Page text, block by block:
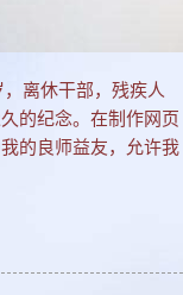
离休干部，残疾人
的纪念。在制作网页
的良师益友，允许我